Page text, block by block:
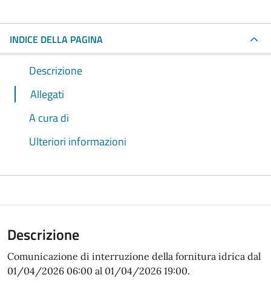
INDICE DELLA PAGINA
Descrizione
Allegati
A cura di
Ulteriori informazioni
Descrizione
Comunicazione di interruzione della fornitura idrica dal
01/04/2026 06:00 al 01/04/2026 19:00.